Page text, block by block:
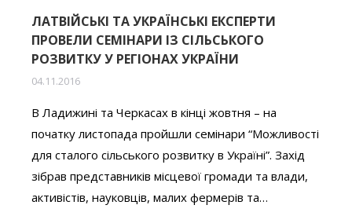
ЛАТВІЙСЬКІ ТА УКРАЇНСЬКІ ЕКСПЕРТИ
ПРОВЕЛИ СЕМІНАРИ ІЗ СІЛЬСЬКОГО
РОЗВИТКУ У РЕГІОНАХ УКРАЇНИ
04.11.2016
В Ладижині та Черкасах в кінці жовтня – на
початку листопада пройшли семінари “Можливості
для сталого сільського розвитку в Україні”. Захід
зібрав представників місцевої громади та влади,
активістів, науковців, малих фермерів та…